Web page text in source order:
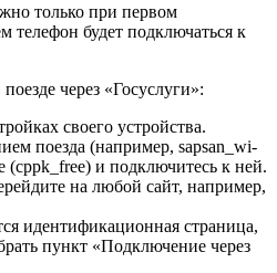
только при первом
будет подключаться к
через «Госуслуги»:
своего устройства.
поезда (например, sapsan_wi-
(cppk_free) и подключитесь к ней.
на любой сайт, например,
идентификационная страница,
пункт «Подключение через